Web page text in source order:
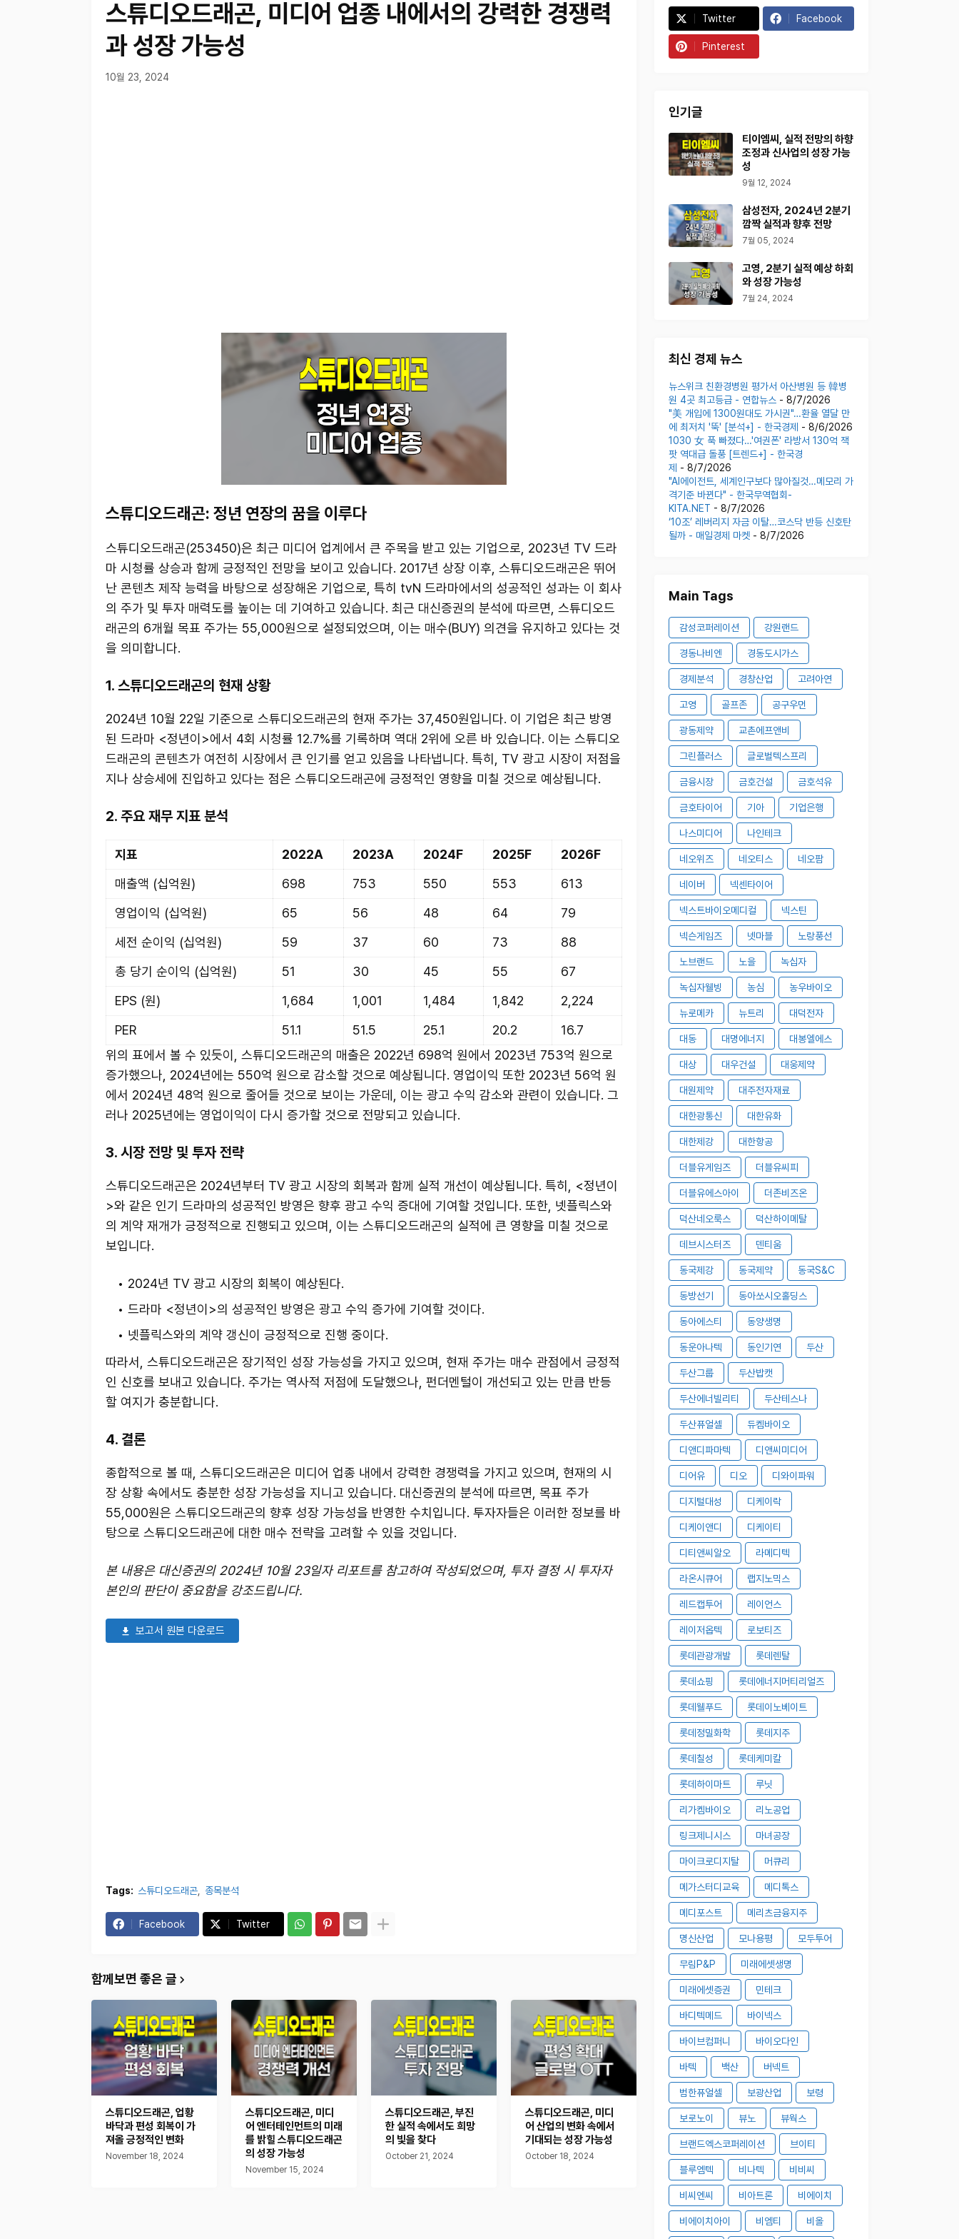
스튜디오드래곤, 미디어 업종 내에서의 강력한 경쟁력
과 성장 가능성
10월 23, 2024
스튜디오드래곤: 정년 연장의 꿈을 이루다
스튜디오드래곤(253450)은 최근 미디어 업계에서 큰 주목을 받고 있는 기업으로, 2023년 TV 드라
마 시청률 상승과 함께 긍정적인 전망을 보이고 있습니다. 2017년 상장 이후, 스튜디오드래곤은 뛰어
난 콘텐츠 제작 능력을 바탕으로 성장해온 기업으로, 특히 tvN 드라마에서의 성공적인 성과는 이 회사
의 주가 및 투자 매력도를 높이는 데 기여하고 있습니다. 최근 대신증권의 분석에 따르면, 스튜디오드
래곤의 6개월 목표 주가는 55,000원으로 설정되었으며, 이는 매수(BUY) 의견을 유지하고 있다는 것
을 의미합니다.
1. 스튜디오드래곤의 현재 상황
2024년 10월 22일 기준으로 스튜디오드래곤의 현재 주가는 37,450원입니다. 이 기업은 최근 방영
된 드라마 <정년이>에서 4회 시청률 12.7%를 기록하며 역대 2위에 오른 바 있습니다. 이는 스튜디오
드래곤의 콘텐츠가 여전히 시장에서 큰 인기를 얻고 있음을 나타냅니다. 특히, TV 광고 시장이 저점을
지나 상승세에 진입하고 있다는 점은 스튜디오드래곤에 긍정적인 영향을 미칠 것으로 예상됩니다.
2. 주요 재무 지표 분석
지표 2022A 2023A 2024F 2025F
2026F
매출액 (십억원)
698 753 550 553
613
영업이익 (십억원)
65 56 48 64
79
세전 순이익 (십억원)
59 37 60 73
88
총 당기 순이익 (십억원)
51 30 45 55
67
EPS (원)
1,684 1,001 1,484 1,842
2,224
PER
51.1 51.5 25.1 20.2
16.7
위의 표에서 볼 수 있듯이, 스튜디오드래곤의 매출은 2022년 698억 원에서 2023년 753억 원으로
증가했으나, 2024년에는 550억 원으로 감소할 것으로 예상됩니다. 영업이익 또한 2023년 56억 원
에서 2024년 48억 원으로 줄어들 것으로 보이는 가운데, 이는 광고 수익 감소와 관련이 있습니다. 그
러나 2025년에는 영업이익이 다시 증가할 것으로 전망되고 있습니다.
3. 시장 전망 및 투자 전략
스튜디오드래곤은 2024년부터 TV 광고 시장의 회복과 함께 실적 개선이 예상됩니다. 특히, <정년이
>와 같은 인기 드라마의 성공적인 방영은 향후 광고 수익 증대에 기여할 것입니다. 또한, 넷플릭스와
의 계약 재개가 긍정적으로 진행되고 있으며, 이는 스튜디오드래곤의 실적에 큰 영향을 미칠 것으로
보입니다.
2024년 TV 광고 시장의 회복이 예상된다.
드라마 <정년이>의 성공적인 방영은 광고 수익 증가에 기여할 것이다.
넷플릭스와의 계약 갱신이 긍정적으로 진행 중이다.
따라서, 스튜디오드래곤은 장기적인 성장 가능성을 가지고 있으며, 현재 주가는 매수 관점에서 긍정적
인 신호를 보내고 있습니다. 주가는 역사적 저점에 도달했으나, 펀더멘털이 개선되고 있는 만큼 반등
할 여지가 충분합니다.
4. 결론
종합적으로 볼 때, 스튜디오드래곤은 미디어 업종 내에서 강력한 경쟁력을 가지고 있으며, 현재의 시
장 상황 속에서도 충분한 성장 가능성을 지니고 있습니다. 대신증권의 분석에 따르면, 목표 주가
55,000원은 스튜디오드래곤의 향후 성장 가능성을 반영한 수치입니다. 투자자들은 이러한 정보를 바
탕으로 스튜디오드래곤에 대한 매수 전략을 고려할 수 있을 것입니다.
본 내용은 대신증권의 2024년 10월 23일자 리포트를 참고하여 작성되었으며, 투자 결정 시 투자자
본인의 판단이 중요함을 강조드립니다.
보고서 원본 다운로드
Tags: 스튜디오드래곤 종목분석
Facebook Twitter
함께보면 좋은 글
스튜디오드래곤, 업황
바닥과 편성 회복이 가
져올 긍정적인 변화
November 18, 2024
스튜디오드래곤, 미디
어 엔터테인먼트의 미래
를 밝힐 스튜디오드래곤
의 성장 가능성
November 15, 2024
스튜디오드래곤, 부진
한 실적 속에서도 희망
의 빛을 찾다
October 21, 2024
스튜디오드래곤, 미디
어 산업의 변화 속에서
기대되는 성장 가능성
October 18, 2024
Twitter Facebook
Pinterest
인기글
티이엠씨, 실적 전망의 하향
조정과 신사업의 성장 가능
성
9월 12, 2024
삼성전자, 2024년 2분기
깜짝 실적과 향후 전망
7월 05, 2024
고영, 2분기 실적 예상 하회
와 성장 가능성
7월 24, 2024
최신 경제 뉴스
뉴스위크 친환경병원 평가서 아산병원 등 韓병
원 4곳 최고등급 - 연합뉴스- 8/7/2026
"美 개입에 1300원대도 가시권"…환율 열달 만
에 최저치 '뚝' [분석+] - 한국경제 - 8/6/2026
1030 女 푹 빠졌다…'여권폰' 라방서 130억 잭
팟 역대급 돌풍 [트렌드+] - 한국경
제 - 8/7/2026
"AI에이전트, 세계인구보다 많아질것…메모리 가
격기준 바뀐다" - 한국무역협회-
KITA.NET - 8/7/2026
‘10조’ 레버리지 자금 이탈…코스닥 반등 신호탄
될까 - 매일경제 마켓- 8/7/2026
Main Tags
감성코퍼레이션 강원랜드
경동나비엔 경동도시가스
경제분석 경창산업 고려아연
고영 골프존 공구우먼
광동제약 교촌에프앤비
그린플러스 글로벌텍스프리
금융시장 금호건설 금호석유
금호타이어 기아 기업은행
나스미디어 나인테크
네오위즈 네오티스 네오팜
네이버 넥센타이어
넥스트바이오메디컬 넥스틴
넥슨게임즈 넷마블 노랑풍선
노브랜드 노을 녹십자
녹십자웰빙 농심 농우바이오
뉴로메카 뉴트리 대덕전자
대동 대명에너지 대봉엘에스
대상 대우건설 대웅제약
대원제약 대주전자재료
대한광통신 대한유화
대한제강 대한항공
더블유게임즈 더블유씨피
더블유에스아이 더존비즈온
덕산네오룩스 덕산하이메탈
데브시스터즈 덴티움
동국제강 동국제약 동국S&C
동방선기 동아쏘시오홀딩스
동아에스티 동양생명
동운아나텍 동인기연 두산
두산그룹 두산밥캣
두산에너빌리티 두산테스나
두산퓨얼셀 듀켐바이오
디앤디파마텍 디앤씨미디어
디어유 디오 디와이파워
디지털대성 디케이락
디케이앤디 디케이티
디티앤씨알오 라메디텍
라온시큐어 랩지노믹스
레드캡투어 레이언스
레이저옵텍 로보티즈
롯데관광개발 롯데렌탈
롯데쇼핑 롯데에너지머티리얼즈
롯데웰푸드 롯데이노베이트
롯데정밀화학 롯데지주
롯데칠성 롯데케미칼
롯데하이마트 루닛
리가켐바이오 리노공업
링크제니시스 마녀공장
마이크로디지탈 머큐리
메가스터디교육 메디톡스
메디포스트 메리츠금융지주
명신산업 모나용평 모두투어
무림P&P 미래에셋생명
미래에셋증권 민테크
바디텍메드 바이넥스
바이브컴퍼니 바이오다인
바텍 백산 버넥트
범한퓨얼셀 보광산업 보령
보로노이 뷰노 뷰웍스
브랜드엑스코퍼레이션 브이티
블루엠텍 비나텍 비비씨
비씨엔씨 비아트론 비에이치
비에이치아이 비엠티 비올